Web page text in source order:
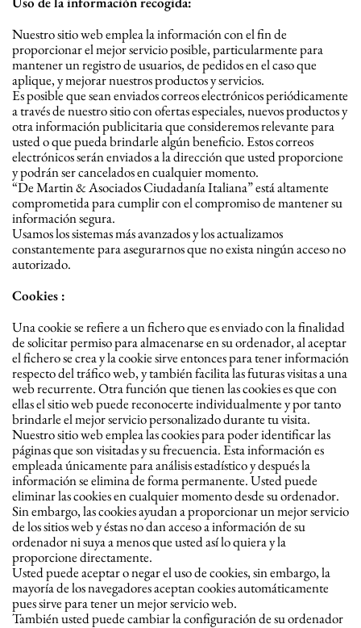
Nuestro sitio web emplea la información con el fin de
proporcionar el mejor servicio posible, particularmente para
mantener un registro de usuarios, de pedidos en el caso que
aplique, y mejorar nuestros productos y servicios.
Es posible que sean enviados correos electrónicos periódicamente
a través de nuestro sitio con ofertas especiales, nuevos productos y
otra información publicitaria que consideremos relevante para
usted o que pueda brindarle algún beneficio. Estos correos
electrónicos serán enviados a la dirección que usted proporcione
y podrán ser cancelados en cualquier momento.
“De Martin & Asociados Ciudadanía Italiana” está altamente
comprometida para cumplir con el compromiso de mantener su
información segura.
Usamos los sistemas más avanzados y los actualizamos
constantemente para asegurarnos que no exista ningún acceso no
autorizado.
Cookies :
Una cookie se refiere a un fichero que es enviado con la finalidad
de solicitar permiso para almacenarse en su ordenador, al aceptar
el fichero se crea y la cookie sirve entonces para tener información
respecto del tráfico web, y también facilita las futuras visitas a una
web recurrente. Otra función que tienen las cookies es que con
ellas el sitio web puede reconocerte individualmente y por tanto
brindarle el mejor servicio personalizado durante tu visita.
Nuestro sitio web emplea las cookies para poder identificar las
páginas que son visitadas y su frecuencia. Esta información es
empleada únicamente para análisis estadístico y después la
información se elimina de forma permanente. Usted puede
eliminar las cookies en cualquier momento desde su ordenador.
Sin embargo, las cookies ayudan a proporcionar un mejor servicio
de los sitios web y éstas no dan acceso a información de su
ordenador ni suya a menos que usted así lo quiera y la
proporcione directamente.
Usted puede aceptar o negar el uso de cookies, sin embargo, la
mayoría de los navegadores aceptan cookies automáticamente
pues sirve para tener un mejor servicio web.
También usted puede cambiar la configuración de su ordenador